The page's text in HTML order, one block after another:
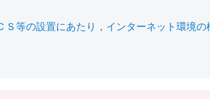
Ｓ等の設置にあたり，インターネット環境